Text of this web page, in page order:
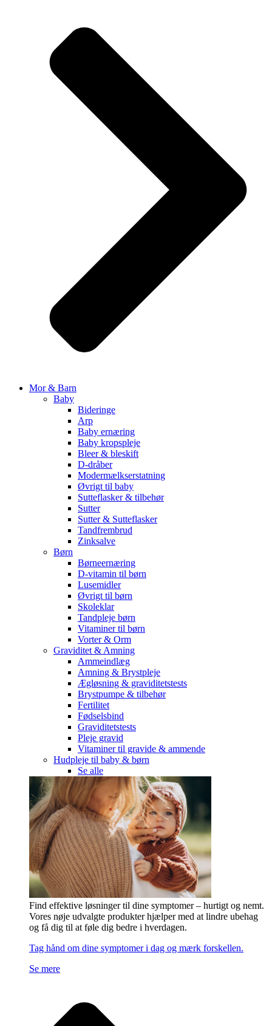
Mor & Barn
Baby
Bideringe
Arp
Baby ernæring
Baby kropspleje
Bleer & bleskift
D-dråber
Modermælkserstatning
Øvrigt til baby
Sutteflasker & tilbehør
Sutter
Sutter & Sutteflasker
Tandfrembrud
Zinksalve
Børn
Børneernæring
D-vitamin til børn
Lusemidler
Øvrigt til børn
Skoleklar
Tandpleje børn
Vitaminer til børn
Vorter & Orm
Graviditet & Amning
Ammeindlæg
Amning & Brystpleje
Ægløsning & graviditetstests
Brystpumpe & tilbehør
Fertilitet
Fødselsbind
Graviditetstests
Pleje gravid
Vitaminer til gravide & ammende
Hudpleje til baby & børn
Se alle
Find effektive løsninger til dine symptomer – hurtigt og nemt.
Vores nøje udvalgte produkter hjælper med at lindre ubehag
og få dig til at føle dig bedre i hverdagen.
Tag hånd om dine symptomer i dag og mærk forskellen.
Se mere